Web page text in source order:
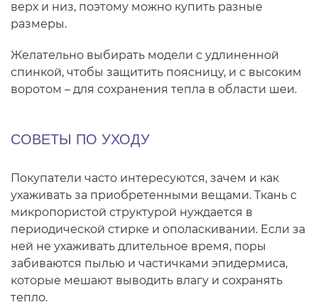
верх и низ, поэтому можно купить разные
размеры.
Желательно выбирать модели с удлиненной
спинкой, чтобы защитить поясницу, и с высоким
воротом – для сохранения тепла в области шеи.
СОВЕТЫ ПО УХОДУ
Покупатели часто интересуются, зачем и как
ухаживать за приобретенными вещами. Ткань с
микропористой структурой нуждается в
периодической стирке и ополаскивании. Если за
ней не ухаживать длительное время, поры
забиваются пылью и частичками эпидермиса,
которые мешают выводить влагу и сохранять
тепло.